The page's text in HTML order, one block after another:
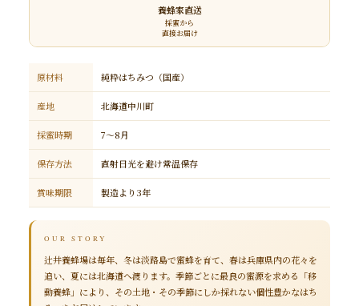
養蜂家直送
採蜜から
直接お届け
原材料 純粋はちみつ（国産）
産地 北海道中川町
採蜜時期 7～8月
保存方法 直射日光を避け常温保存
賞味期限 製造より3年
OUR STORY
辻井養蜂場は毎年、冬は淡路島で蜜蜂を育て、春は兵庫県内の花々を
追い、夏には北海道へ渡ります。季節ごとに最良の蜜源を求める「移
動養蜂」により、その土地・その季節にしか採れない個性豊かなはち